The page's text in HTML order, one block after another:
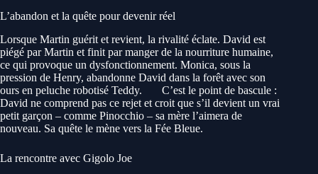
L’abandon et la quête pour devenir réel
Lorsque Martin guérit et revient, la rivalité éclate. David est
piégé par Martin et finit par manger de la nourriture humaine,
ce qui provoque un dysfonctionnement. Monica, sous la
pression de Henry, abandonne David dans la forêt avec son
ours en peluche robotisé Teddy.
C’est le point de bascule :
David ne comprend pas ce rejet et croit que s’il devient un vrai
petit garçon – comme Pinocchio – sa mère l’aimera de
nouveau. Sa quête le mène vers la Fée Bleue.
La rencontre avec Gigolo Joe